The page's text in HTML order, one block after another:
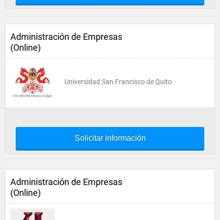
Administración de Empresas
(Online)
Universidad San Francisco de Quito
Solicitar información
Administración de Empresas
(Online)